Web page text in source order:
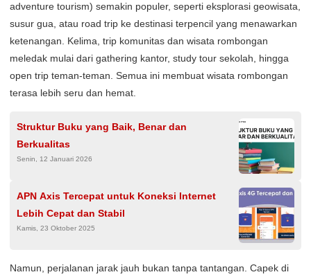
adventure tourism) semakin populer, seperti eksplorasi geowisata,
susur gua, atau road trip ke destinasi terpencil yang menawarkan
ketenangan. Kelima, trip komunitas dan wisata rombongan
meledak mulai dari gathering kantor, study tour sekolah, hingga
open trip teman-teman. Semua ini membuat wisata rombongan
terasa lebih seru dan hemat.
Struktur Buku yang Baik, Benar dan
Berkualitas
Senin, 12 Januari 2026
APN Axis Tercepat untuk Koneksi Internet
Lebih Cepat dan Stabil
Kamis, 23 Oktober 2025
Namun, perjalanan jarak jauh bukan tanpa tantangan. Capek di